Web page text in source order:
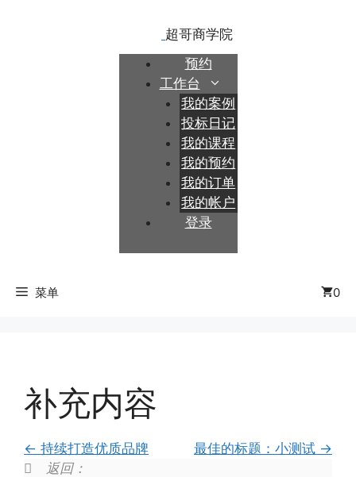
预约
工作台
我的案例
投标日记
我的课程
我的预约
我的订单
我的帐户
登录
菜单 0
补充内容
持续打造优质品牌
最佳的标题：小测试
返回：